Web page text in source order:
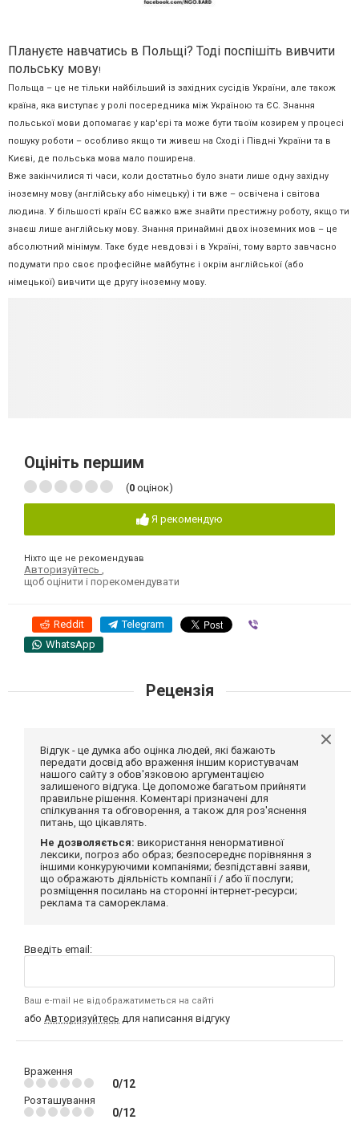
Плануєте навчатись в Польщі? Тоді поспішіть вивчити
польську мову!
Польща – це не тільки найбільший із західних сусідів України, але також
країна, яка виступає у ролі посередника між Україною та ЄС. Знання
польської мови допомагає у кар'єрі та може бути твоїм козирем у процесі
пошуку роботи – особливо якщо ти живеш на Сході і Півдні України та в
Києві, де польська мова мало поширена.
Вже закінчилися ті часи, коли достатньо було знати лише одну західну
іноземну мову (англійську або німецьку) і ти вже – освічена і світова
людина. У більшості країн ЄС важко вже знайти престижну роботу, якщо ти
знаєш лише англійську мову. Знання принаймні двох іноземних мов – це
абсолютний мінімум. Таке буде невдовзі і в Україні, тому варто завчасно
подумати про своє професійне майбутнє і окрім англійської (або
німецької) вивчити ще другу іноземну мову.
Оцініть першим
(0 оцінок)
Я рекомендую
Ніхто ще не рекомендував
Авторизуйтесь ,
щоб оцінити і порекомендувати
Reddit Telegram
WhatsApp
Рецензія
Відгук - це думка або оцінка людей, які бажають
передати досвід або враження іншим користувачам
нашого сайту з обов'язковою аргументацією
залишеного відгука. Це допоможе багатьом прийняти
правильне рішення. Коментарі призначені для
спілкування та обговорення, а також для роз'яснення
питань, що цікавлять.
Не дозволяється: використання ненормативної
лексики, погроз або образ; безпосереднє порівняння з
іншими конкуруючими компаніями; безпідставні заяви,
що ображають діяльність компанії і / або її послуги;
розміщення посилань на сторонні інтернет-ресурси;
реклама та самореклама.
Введіть email:
Ваш e-mail не відображатиметься на сайті
або Авторизуйтесь для написання відгуку
Враження
0/12
Розташування
0/12